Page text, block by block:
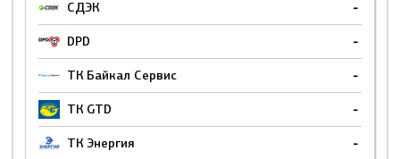
СДЭК -
DPD -
ТК Байкал Сервис -
ТК GTD -
ТК Энергия -